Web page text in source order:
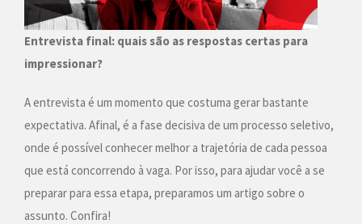
Entrevista final: quais são as respostas certas para
impressionar?
A entrevista é um momento que costuma gerar bastante
expectativa. Afinal, é a fase decisiva de um processo seletivo,
onde é possível conhecer melhor a trajetória de cada pessoa
que está concorrendo à vaga. Por isso, para ajudar você a se
preparar para essa etapa, preparamos um artigo sobre o
assunto. Confira!